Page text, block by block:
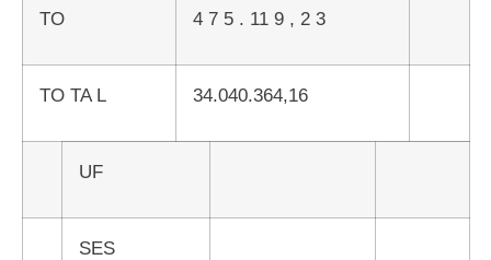
TO 4 7 5 . 11 9 , 2 3
TO TA L 34.040.364,16
UF
SES